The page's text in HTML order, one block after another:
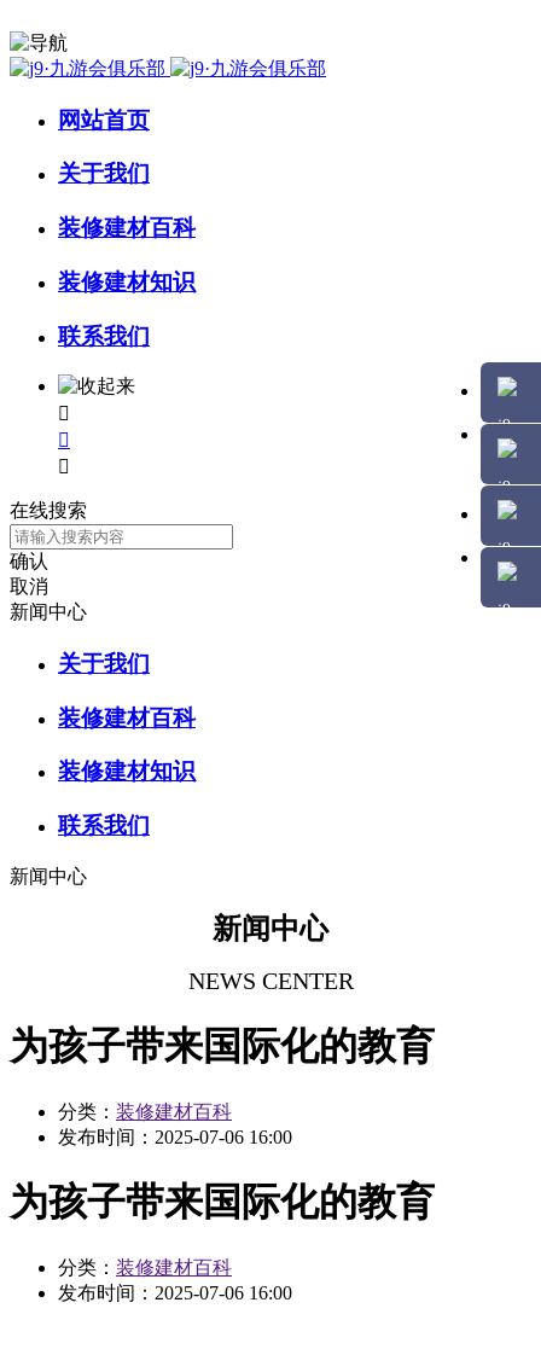
网站首页
关于我们
装修建材百科
装修建材知识
联系我们



在线搜索
确认
取消
新闻中心
关于我们
装修建材百科
装修建材知识
联系我们
新闻中心
新闻中心
NEWS CENTER
为孩子带来国际化的教育
分类： 装修建材百科
发布时间： 2025-07-06 16:00
为孩子带来国际化的教育
分类： 装修建材百科
发布时间： 2025-07-06 16:00